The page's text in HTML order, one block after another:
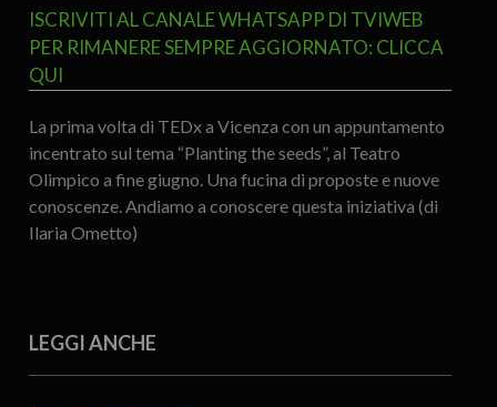
ISCRIVITI AL CANALE WHATSAPP DI TVIWEB
PER RIMANERE SEMPRE AGGIORNATO: CLICCA
QUI
La prima volta di TEDx a Vicenza con un appuntamento
incentrato sul tema “Planting the seeds”, al Teatro
Olimpico a fine giugno. Una fucina di proposte e nuove
conoscenze. Andiamo a conoscere questa iniziativa (di
Ilaria Ometto)
LEGGI ANCHE